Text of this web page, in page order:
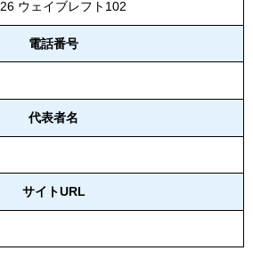
ウェイブレフト102
電話番号
代表者名
サイトURL